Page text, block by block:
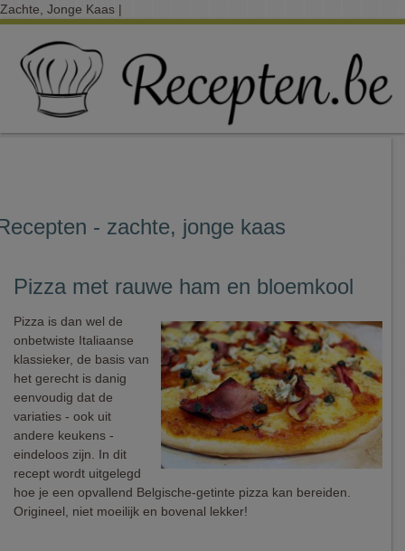
Zachte, Jonge Kaas |
- zachte, jonge kaas
Pizza met rauwe ham en bloemkool
Pizza is dan wel de
onbetwiste Italiaanse
klassieker, de basis van
het gerecht is danig
eenvoudig dat de
variaties - ook uit
andere keukens -
eindeloos zijn. In dit
recept wordt uitgelegd
hoe je een opvallend Belgische-getinte pizza kan bereiden.
Origineel, niet moeilijk en bovenal lekker!